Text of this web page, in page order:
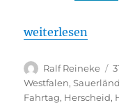
„Herscheid:
weiterlesen
Autor
Ralf Reineke
Westfalen,
Fahrtag, Herscheid,